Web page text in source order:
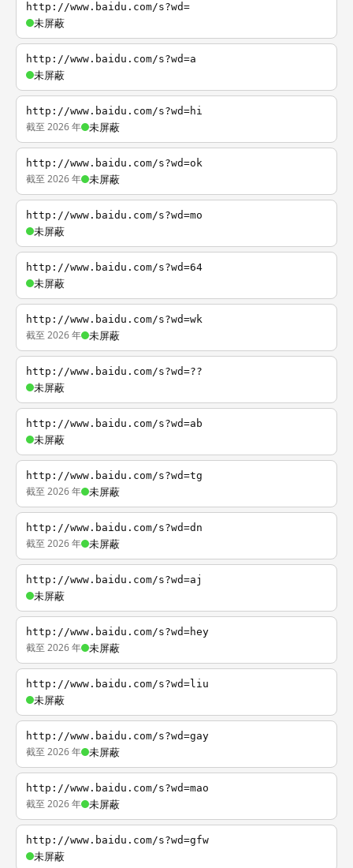
http://www.baidu.com/s?wd=
未屏蔽
http://www.baidu.com/s?wd=a
未屏蔽
http://www.baidu.com/s?wd=hi
截至 2026 年 未屏蔽
http://www.baidu.com/s?wd=ok
截至 2026 年 未屏蔽
http://www.baidu.com/s?wd=mo
未屏蔽
http://www.baidu.com/s?wd=64
未屏蔽
http://www.baidu.com/s?wd=wk
截至 2026 年 未屏蔽
http://www.baidu.com/s?wd=??
未屏蔽
http://www.baidu.com/s?wd=ab
未屏蔽
http://www.baidu.com/s?wd=tg
截至 2026 年 未屏蔽
http://www.baidu.com/s?wd=dn
截至 2026 年 未屏蔽
http://www.baidu.com/s?wd=aj
未屏蔽
http://www.baidu.com/s?wd=hey
截至 2026 年 未屏蔽
http://www.baidu.com/s?wd=liu
未屏蔽
http://www.baidu.com/s?wd=gay
截至 2026 年 未屏蔽
http://www.baidu.com/s?wd=mao
截至 2026 年 未屏蔽
http://www.baidu.com/s?wd=gfw
未屏蔽